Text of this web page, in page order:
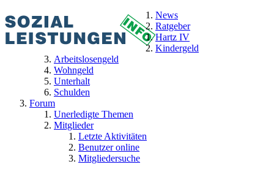
News
Ratgeber
Hartz IV
Kindergeld
Arbeitslosengeld
Wohngeld
Unterhalt
Schulden
Forum
Unerledigte Themen
Mitglieder
Letzte Aktivitäten
Benutzer online
Mitgliedersuche